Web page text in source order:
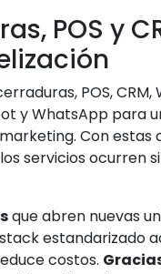
POS y
POS, CRM,
y WhatsApp para
Con estas
servicios ocurren
que abren nuevas
estandarizado
costos.